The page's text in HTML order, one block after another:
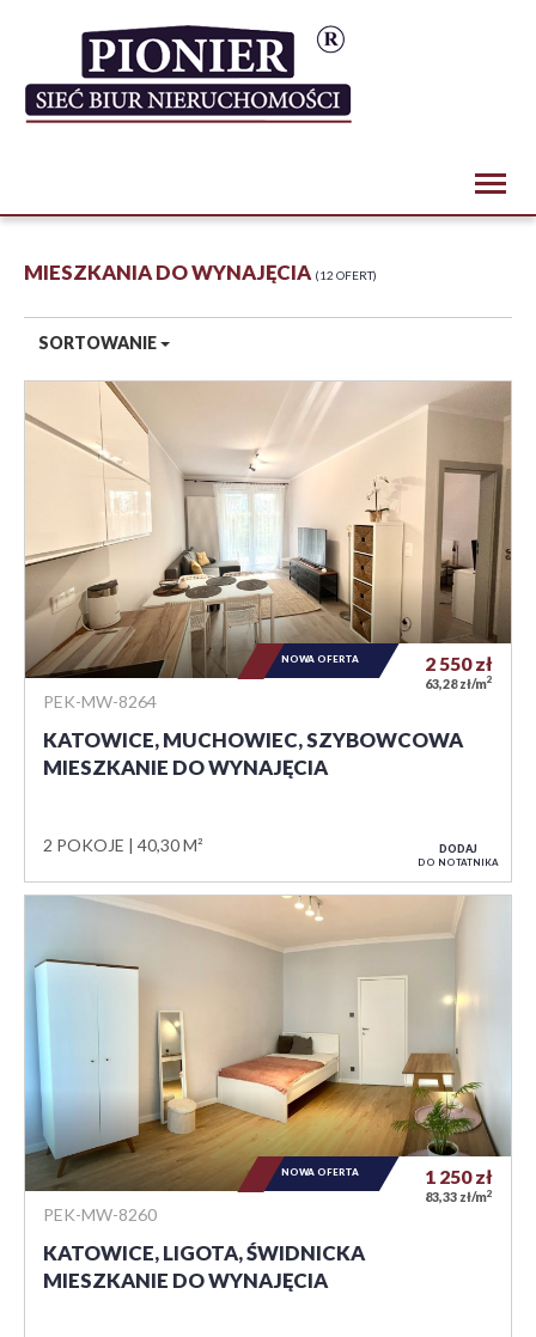
MIESZKANIA DO WYNAJĘCIA 12 OFERT
SORTOWANIE
PEK-MW-8264
KATOWICE, MUCHOWIEC, SZYBOWCOWA
MIESZKANIE DO WYNAJĘCIA
2 POKOJE 40,30 M²
2 550zł
63,28 zł/m2
NOWA OFERTA
DODAJ
DO NOTATNIKA
PEK-MW-8260
KATOWICE, LIGOTA, ŚWIDNICKA
MIESZKANIE DO WYNAJĘCIA
1 250zł
83,33 zł/m2
NOWA OFERTA